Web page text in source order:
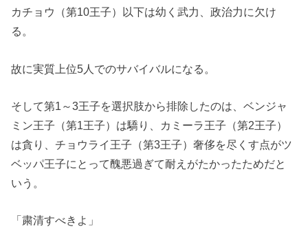
カチョウ（第10王子）以下は幼く武力、政治力に欠け
る。
故に実質上位5人でのサバイバルになる。
そして第1～3王子を選択肢から排除したのは、ベンジャ
ミン王子（第1王子）は驕り、カミーラ王子（第2王子）
は貪り、チョウライ王子（第3王子）奢侈を尽くす点がツ
ベッパ王子にとって醜悪過ぎて耐えがたかったためだと
いう。
「粛清すべきよ」